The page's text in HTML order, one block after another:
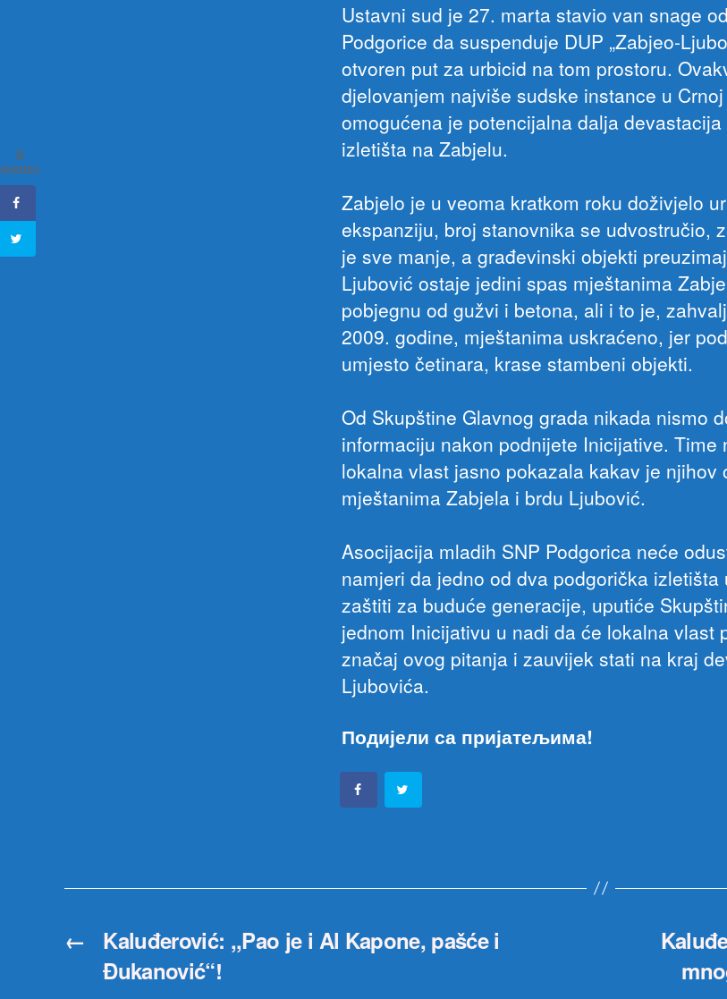
Ustavni sud je 27. marta stavio van snage
Podgorice da suspenduje DUP „Zabjeo-
otvoren put za urbicid na tom prostoru.
djelovanjem najviše sudske instance u Crnoj
omogućena je potencijalna dalja
izletišta na Zabjelu.
Zabjelo je u veoma kratkom roku doživjelo
ekspanziju, broj stanovnika se udvostručio,
je sve manje, a građevinski objekti
Ljubović ostaje jedini spas mještanima
pobjegnu od gužvi i betona, ali i to je,
2009. godine, mještanima uskraćeno, jer
umjesto četinara, krase stambeni objekti.
Od Skupštine Glavnog grada nikada nismo
informaciju nakon podnijete Inicijative. Time
lokalna vlast jasno pokazala kakav je njihov
mještanima Zabjela i brdu Ljubović.
Asocijacija mladih SNP Podgorica neće
namjeri da jedno od dva podgorička izletišta
zaštiti za buduće generacije, uputiće
jednom Inicijativu u nadi da će lokalna vlast
značaj ovog pitanja i zauvijek stati na kraj
Ljubovića.
Подијели са пријатељима!
←
Kaluđerović: ,,Pao je i Al Kapone, pašće i
Đukanović“!
0
SHARES